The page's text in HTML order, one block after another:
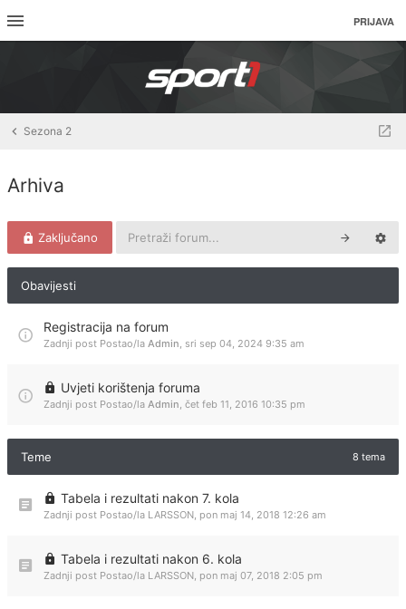
PRIJAVA
Sezona 2
Arhiva
Zaključano
Obavijesti
Registracija na forum
Zadnji post Postao/la Admin, sri sep 04, 2024 9:35 am
Uvjeti korištenja foruma
Zadnji post Postao/la Admin, čet feb 11, 2016 10:35 pm
Teme 8 tema
Tabela i rezultati nakon 7. kola
Zadnji post Postao/la LARSSON, pon maj 14, 2018 12:26 am
Tabela i rezultati nakon 6. kola
Zadnji post Postao/la LARSSON, pon maj 07, 2018 2:05 pm